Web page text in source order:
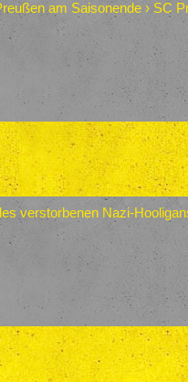
am Saisonende › SC
verstorbenen Nazi-